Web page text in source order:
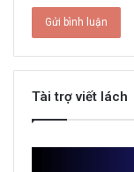
Tài trợ viết lách